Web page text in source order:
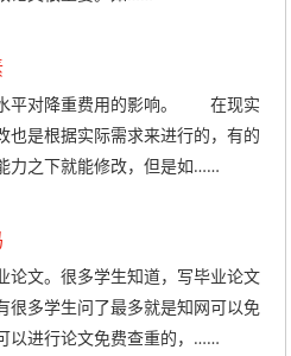
平对降重费用的影响。 在现实
也是根据实际需求来进行的，有的
力之下就能修改，但是如……
论文。很多学生知道，写毕业论文
很多学生问了最多就是知网可以免
进行论文免费查重的，……